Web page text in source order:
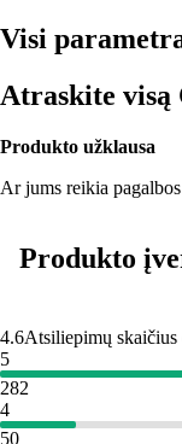
Visi
Atraskite visą
Produkto užklausa
Ar jums reikia
Produkto
4.6Atsiliepimų skaičius
5
282
4
50